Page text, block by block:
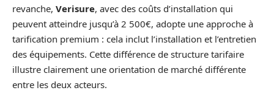
revanche, Verisure, avec des coûts d’installation qui
peuvent atteindre jusqu’à 2 500€, adopte une approche à
tarification premium : cela inclut l’installation et l’entretien
des équipements. Cette différence de structure tarifaire
illustre clairement une orientation de marché différente
entre les deux acteurs.